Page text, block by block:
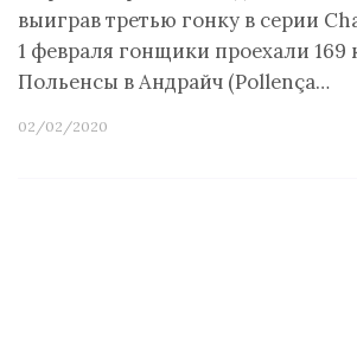
выиграв третью гонку в серии
1 февраля гонщики проехали 169
Польенсы в Андрайч (Pollença…
02/02/2020